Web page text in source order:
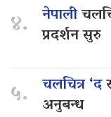
४. नेपाली
प्रदर्शन सुरु
५. चलचित्र ‘द
अनुबन्ध